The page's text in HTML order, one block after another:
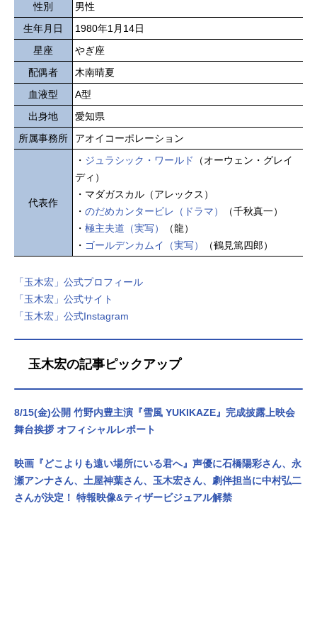
性別
男性
生年月日
1980年1月14日
星座
やぎ座
配偶者
木南晴夏
血液型
A型
出身地
愛知県
所属事務所
アオイコーポレーション
代表作
・ ジュラシック・ワールド
（オーウェン・グレイ
ディ）
・マダガスカル（アレックス）
・ のだめカンタービレ（ドラマ）
（千秋真一）
・ 極主夫道（実写）
（龍）
・ ゴールデンカムイ（実写） （鶴見篤四郎）
「玉木宏」公式プロフィール
「玉木宏」公式サイト
「玉木宏」公式Instagram
玉木宏の記事ピックアップ
8/15(金)公開 竹野内豊主演『雪風 YUKIKAZE』完成披露上映会
舞台挨拶 オフィシャルレポート
映画『どこよりも遠い場所にいる君へ』声優に石橋陽彩さん、永
瀬アンナさん、土屋神葉さん、玉木宏さん、劇伴担当に中村弘二
さんが決定！ 特報映像&ティザービジュアル解禁